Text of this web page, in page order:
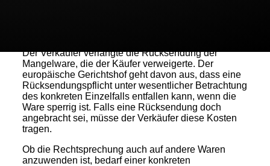
Der Verkäufer verlangte die Rücksendung der
Mangelware, die der Käufer verweigerte. Der
europäische Gerichtshof geht davon aus, dass eine
Rücksendungspflicht unter wesentlicher Betrachtung
des konkreten Einzelfalls entfallen kann, wenn die
Ware sperrig ist. Falls eine Rücksendung doch
angebracht sei, müsse der Verkäufer diese Kosten
tragen.
Ob die Rechtsprechung auch auf andere Waren
anzuwenden ist, bedarf einer konkreten